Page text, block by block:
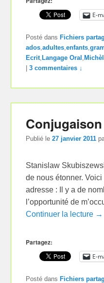
E-
Posté dans Fichiers
ados,adultes,enfants,
Ecrit, Langage Oral ,
|3 commentaires ↓
Conjugaison
Publié le27 janvier 2011
Stanislaw
de nous étonner.
adresse : Il y a de
l’opportunité de
Continuer la lecture →
Partagez:
E-
Posté dans Fichiers